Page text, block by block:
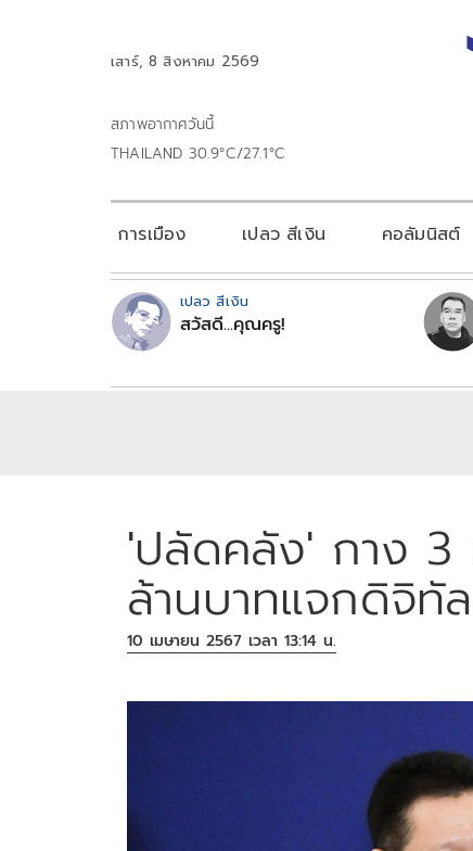
เสาร์, 8 สิงหาคม 2569
สภาพอากาศวันนี้
THAILAND 30.9°C/27.1°C
การเมือง เปลว สีเงิน คอลัมนิสต์
เปลว สีเงิน
สวัสดี...คุณครู!
'ปลัดคลัง' กาง 3
ล้านบาทแจกดิจิทัล
10 เมษายน 2567 เวลา 13:14 น.